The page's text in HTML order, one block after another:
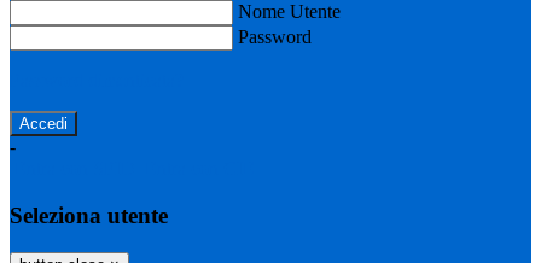
Nome Utente
Password
-
Seleziona utente